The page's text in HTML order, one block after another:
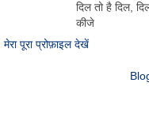
दिल तो है दिल,
कीजे
मेरा पूरा प्रोफ़ाइल देखें